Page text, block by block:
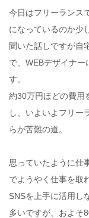
今日はフリーランス
になっているのか少
聞いた話しですが自
で、WEBデザイナ
す。
約30万円ほどの費用
し、いよいよフリー
らが苦難の道。
思っていたように仕
でようやく仕事を取
SNSを上手に活用し
多いですが、およそ